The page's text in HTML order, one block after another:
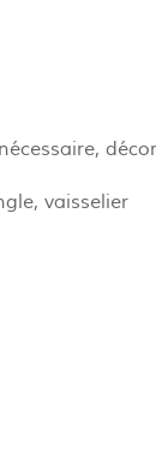
vaisselier